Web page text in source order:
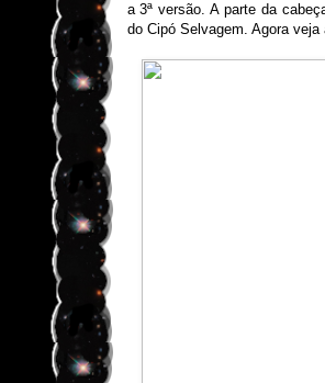
a 3ª versão. A parte da
do Cipó Selvagem. Agora veja